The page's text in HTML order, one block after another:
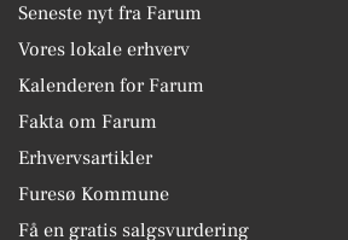
Seneste nyt fra Farum
Vores lokale erhverv
Kalenderen for Farum
Fakta om Farum
Erhvervsartikler
Furesø Kommune
Få en gratis salgsvurdering